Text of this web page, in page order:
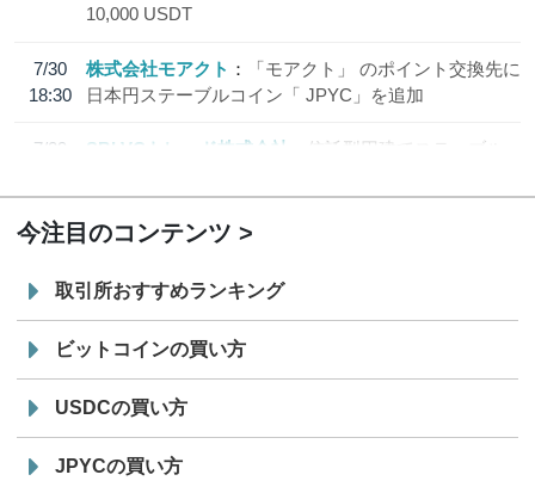
10,000 USDT
7/30
18:30
株式会社モアクト
「モアクト」 のポイント交換先に
日本円ステーブルコイン「 JPYC」を追加
7/29
SBI VCトレード株式会社
信託型円建てステーブル
今注目のコンテンツ
取引所おすすめランキング
ビットコインの買い方
USDCの買い方
JPYCの買い方